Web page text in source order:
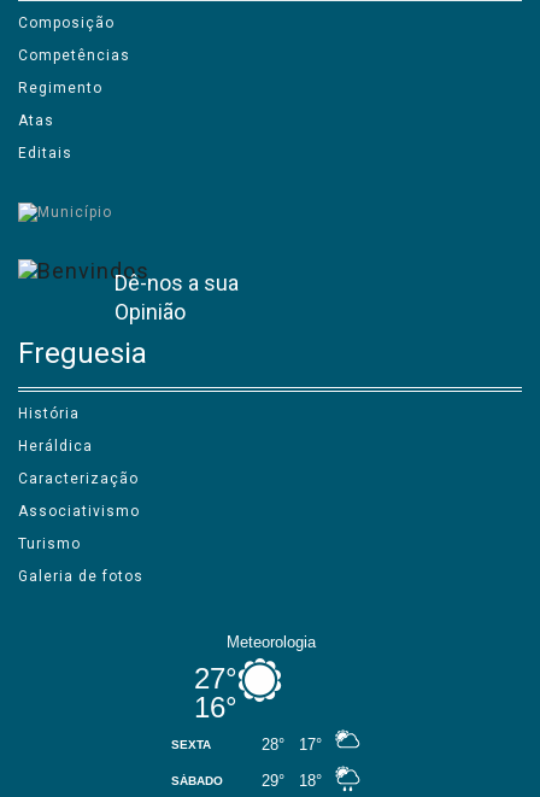
Composição
Competências
Regimento
Atas
Editais
Dê-nos a sua
Opinião
Freguesia
História
Heráldica
Caracterização
Associativismo
Turismo
Galeria de fotos